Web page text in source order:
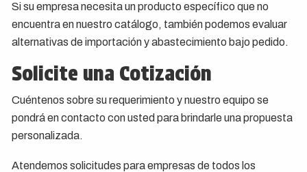
Si su empresa necesita un producto específico que no
encuentra en nuestro catálogo, también podemos evaluar
alternativas de importación y abastecimiento bajo pedido.
Solicite una Cotización
Cuéntenos sobre su requerimiento y nuestro equipo se
pondrá en contacto con usted para brindarle una propuesta
personalizada.
Atendemos solicitudes para empresas de todos los